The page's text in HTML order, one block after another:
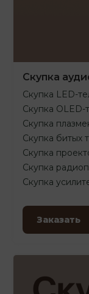
Скупка
Скупка LED-
Скупка OLED-
Скупка
Скупка битых
Скупка
Скупка
Скупка
Заказать